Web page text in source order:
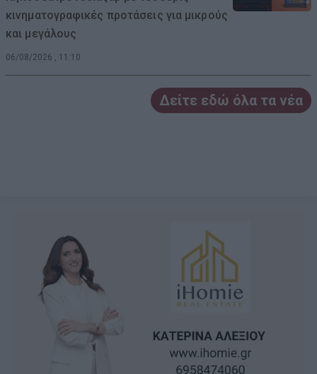
κινηματογραφικές προτάσεις για μικρούς
και μεγάλους
06/08/2026 , 11:10
Δείτε εδώ όλα τα νέα